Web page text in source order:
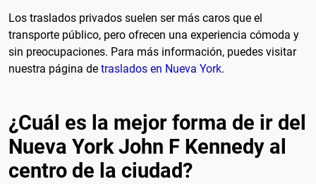
Los traslados privados suelen ser más caros que el
transporte público, pero ofrecen una experiencia cómoda y
sin preocupaciones. Para más información, puedes visitar
nuestra página de traslados en Nueva York.
¿Cuál es la mejor forma de ir del
Nueva York John F Kennedy al
centro de la ciudad?